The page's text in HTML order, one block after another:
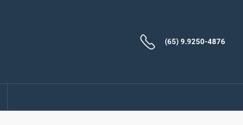
(65) 9.9250-4876